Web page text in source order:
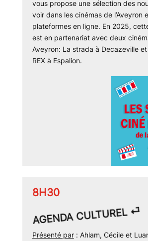
vous propose une sélection des
voir dans les cinémas de l’Aveyron
plateformes en ligne. En 2025,
est en partenariat avec deux
Aveyron: La strada à Decazeville
REX à Espalion.
8H30
AGENDA CULTUREL ⏎
Présenté par: Ahlam, Cécile et